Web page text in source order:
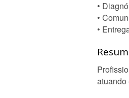
•
•
•
atuando